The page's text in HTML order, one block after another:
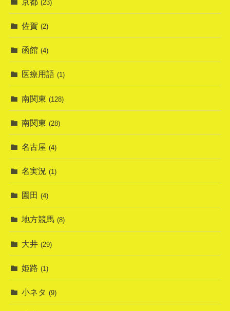
(23)
佐賀 (2)
函館 (4)
医療用語 (1)
南関東 (128)
南関東 (28)
名古屋 (4)
名実況 (1)
園田 (4)
地方競馬 (8)
大井 (29)
姫路 (1)
小ネタ (9)